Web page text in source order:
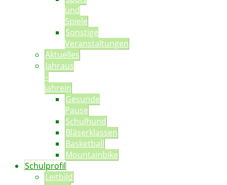
und
Spiele
Sonstige
Veranstaltungen
Aktuelles
Jahraus
–
jahrein
Gesunde
Pause
Schulhund
Bläserklassen
Basketball
Mountainbike
Schulprofil
Leitbild